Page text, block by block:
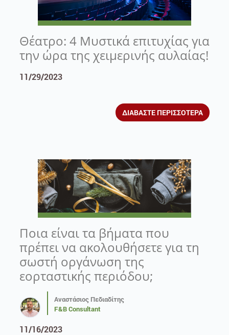
Θέατρο: 4 Μυστικά επιτυχίας για
την ώρα της χειμερινής αυλαίας!
11/29/2023
ΔΙΑΒΑΣΤΕ ΠΕΡΙΣΣΟΤΕΡΑ
Ποια είναι τα βήματα που
πρέπει να ακολουθήσετε για τη
σωστή οργάνωση της
εορταστικής περιόδου;
Αναστάσιος Πεδιαδίτης
F&B Consultant
11/16/2023